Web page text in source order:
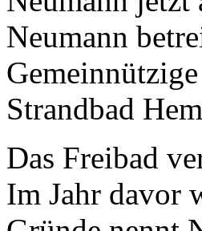
Neumann
Strandbad
Das Freibad
Im Jahr davor